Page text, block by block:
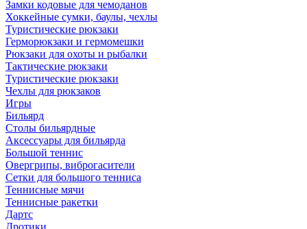
Замки кодовые для чемоданов
Хоккейные сумки, баулы, чехлы
Туристические рюкзаки
Герморюкзаки и гермомешки
Рюкзаки для охоты и рыбалки
Тактические рюкзаки
Туристические рюкзаки
Чехлы для рюкзаков
Игры
Бильярд
Столы бильярдные
Аксессуары для бильярда
Большой теннис
Овергрипы, виброгасители
Сетки для большого тенниса
Теннисные мячи
Теннисные ракетки
Дартс
Дротики